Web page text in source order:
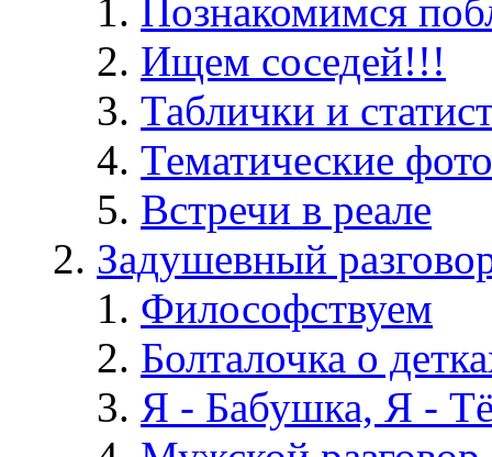
Познакомимся
Ищем соседей!!!
Таблички и
Тематические фото
Встречи в реале
Задушевный
Философствуем
Болталочка о
Я - Бабушка, Я -